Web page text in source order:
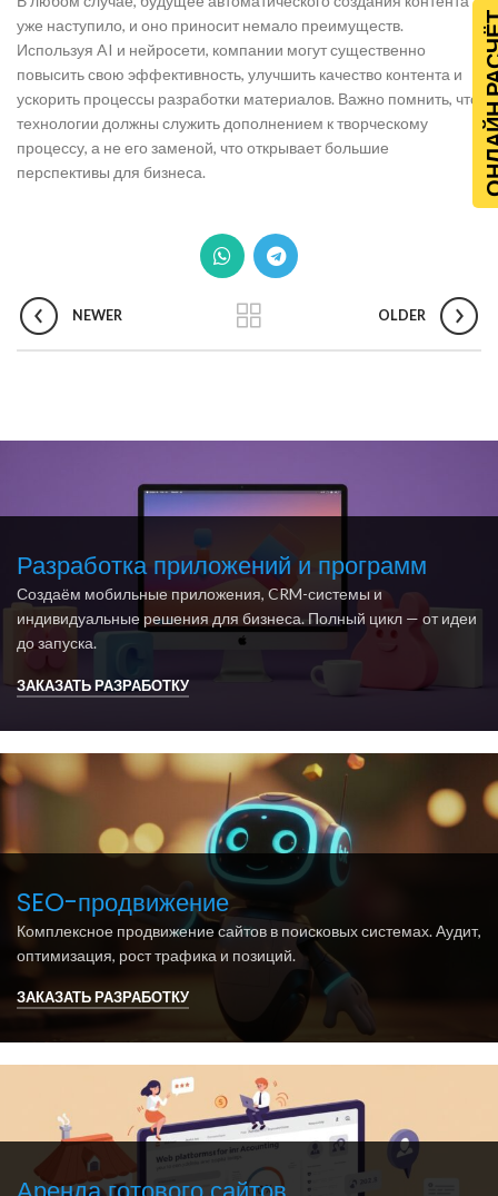
уже наступило, и оно приносит немало преимуществ.
Используя AI и нейросети, компании могут существенно
повысить свою эффективность, улучшить качество контента и
ускорить процессы разработки материалов. Важно помнить, что
технологии должны служить дополнением к творческому
процессу, а не его заменой, что открывает большие
перспективы для бизнеса.
NEWER OLDER
Разработка приложений и программ
Создаём мобильные приложения, CRM-системы и
индивидуальные решения для бизнеса. Полный цикл — от идеи
до запуска.
ЗАКАЗАТЬ РАЗРАБОТКУ
SEO-продвижение
Комплексное продвижение сайтов в поисковых системах. Аудит,
оптимизация, рост трафика и позиций.
ЗАКАЗАТЬ РАЗРАБОТКУ